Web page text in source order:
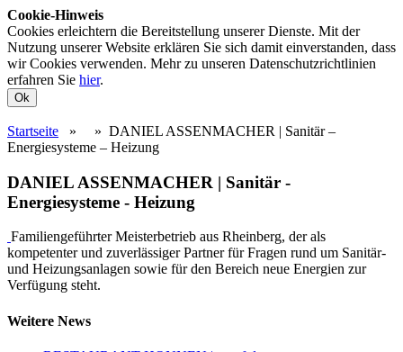
Cookie-Hinweis
Cookies erleichtern die Bereitstellung unserer Dienste. Mit der
Nutzung unserer Website erklären Sie sich damit einverstanden, dass
wir Cookies verwenden. Mehr zu unseren Datenschutzrichtlinien
erfahren Sie hier.
Ok
Startseite » » DANIEL ASSENMACHER | Sanitär –
Energiesysteme – Heizung
DANIEL ASSENMACHER | Sanitär -
Energiesysteme - Heizung
Familiengeführter Meisterbetrieb aus Rheinberg, der als
kompetenter und zuverlässiger Partner für Fragen rund um Sanitär-
und Heizungsanlagen sowie für den Bereich neue Energien zur
Verfügung steht.
Weitere News